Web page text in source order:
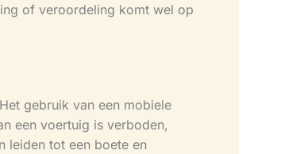
of veroordeling komt wel op
gebruik van een mobiele
een voertuig is verboden,
leiden tot een boete en